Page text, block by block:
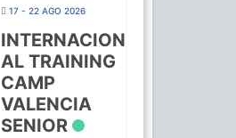
17 - 22 AGO 2026
INTERNACION
AL TRAINING
CAMP
VALENCIA
SENIOR